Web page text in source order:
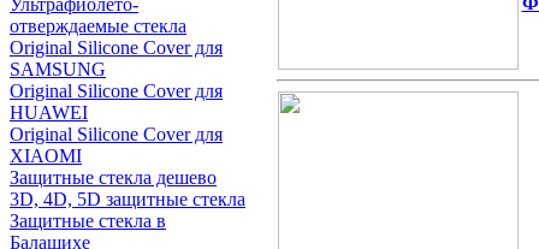
Ультрафиолето-
отверждаемые стекла
Original Silicone Cover для
SAMSUNG
Original Silicone Cover для
HUAWEI
Original Silicone Cover для
XIAOMI
Защитные стекла дешево
3D, 4D, 5D защитные стекла
Защитные стекла в
Балашихе